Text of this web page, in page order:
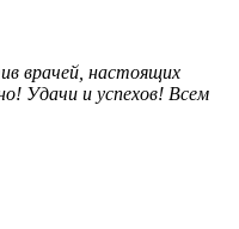
врачей, настоящих
Удачи и успехов! Всем